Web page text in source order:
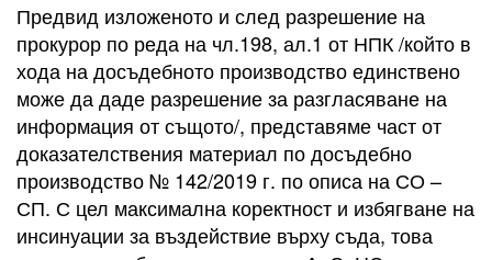
Предвид изложеното и след разрешение на
прокурор по реда на чл.198, ал.1 от НПК /който в
хода на досъдебното производство единствено
може да даде разрешение за разгласяване на
информация от същото/, представяме част от
доказателствения материал по досъдебно
производство № 142/2019 г. по описа на СО –
СП. С цел максимална коректност и избягване на
инсинуации за въздействие върху съда, това